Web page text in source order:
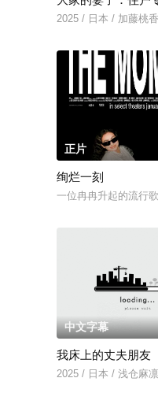
2025 / 日本 / 加藤桃香
正片
绚烂一刻
一位冉冉升起的流行
中文字幕
我床上的丈夫朋友
2025 / 日本 / 浅仓麻凛